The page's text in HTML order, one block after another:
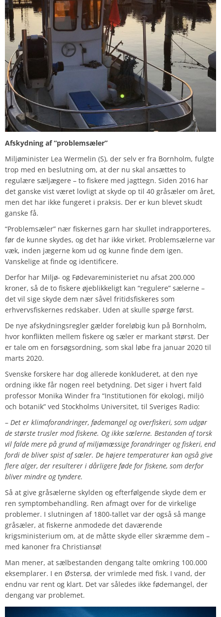
Afskydning af “problemsæler”
Miljøminister Lea Wermelin (S), der selv er fra Bornholm, fulgte
trop med en beslutning om, at der nu skal ansættes to
regulære sæljægere – to fiskere med jagttegn. Siden 2016 har
det ganske vist været lovligt at skyde op til 40 gråsæler om året,
men det har ikke fungeret i praksis. Der er kun blevet skudt
ganske få.
“Problemsæler” nær fiskernes garn har skullet indrapporteres,
før de kunne skydes, og det har ikke virket. Problemsælerne var
væk, inden jægerne kom ud og kunne finde dem igen.
Vanskelige at finde og identificere.
Derfor har Miljø- og Fødevareministeriet nu afsat 200.000
kroner, så de to fiskere øjeblikkeligt kan “regulere” sælerne –
det vil sige skyde dem nær såvel fritidsfiskeres som
erhvervsfiskernes redskaber. Uden at skulle spørge først.
De nye afskydningsregler gælder foreløbig kun på Bornholm,
hvor konflikten mellem fiskere og sæler er markant størst. Der
er tale om en forsøgsordning, som skal løbe fra januar 2020 til
marts 2020.
Svenske forskere har dog allerede konkluderet, at den nye
ordning ikke får nogen reel betydning. Det siger i hvert fald
professor Monika Winder fra “Institutionen för ekologi, miljö
och botanik” ved Stockholms Universitet, til Sveriges Radio:
– Det er klimaforandringer, fødemangel og overfiskeri, som udgør
de største trusler mod fiskene. Og ikke sælerne. Bestanden af torsk
vil falde mere på grund af miljømæssige forandringer og fiskeri, end
fordi de bliver spist af sæler. De højere temperaturer kan også give
flere alger, der resulterer i dårligere føde for fiskene, som derfor
bliver mindre og tyndere.
Så at give gråsælerne skylden og efterfølgende skyde dem er
ren symptombehandling. Ren afmagt over for de virkelige
problemer. I slutningen af 1800-tallet var der også så mange
gråsæler, at fiskerne anmodede det daværende
krigsministerium om, at de måtte skyde eller skræmme dem –
med kanoner fra Christiansø!
Man mener, at sælbestanden dengang talte omkring 100.000
eksemplarer. I en Østersø, der vrimlede med fisk. I vand, der
endnu var rent og klart. Det var således ikke fødemangel, der
dengang var problemet.